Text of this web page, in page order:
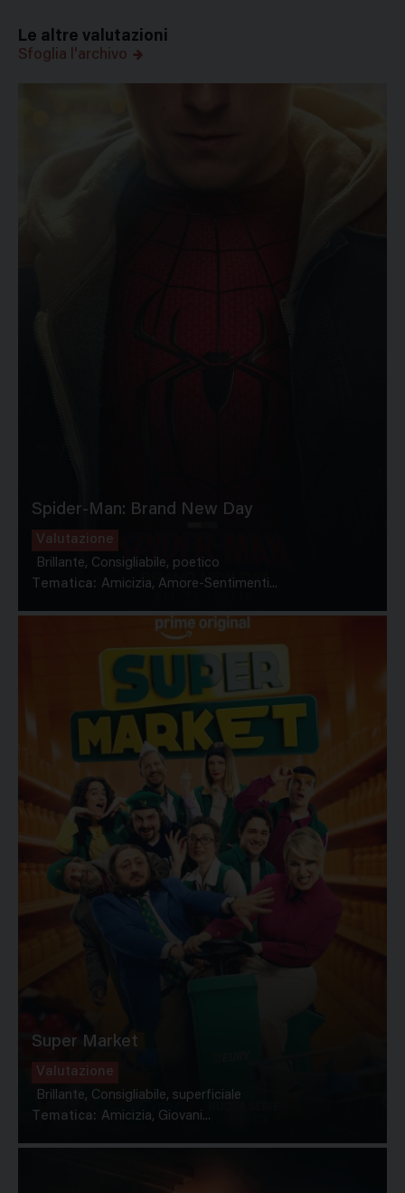
Le altre valutazioni
Sfoglia l'archivo
Spider-Man: Brand New Day
Valutazione
Brillante, Consigliabile, poetico
Tematica: Amicizia, Amore-Sentimenti...
Super Market
Valutazione
Brillante, Consigliabile, superficiale
Tematica: Amicizia, Giovani...